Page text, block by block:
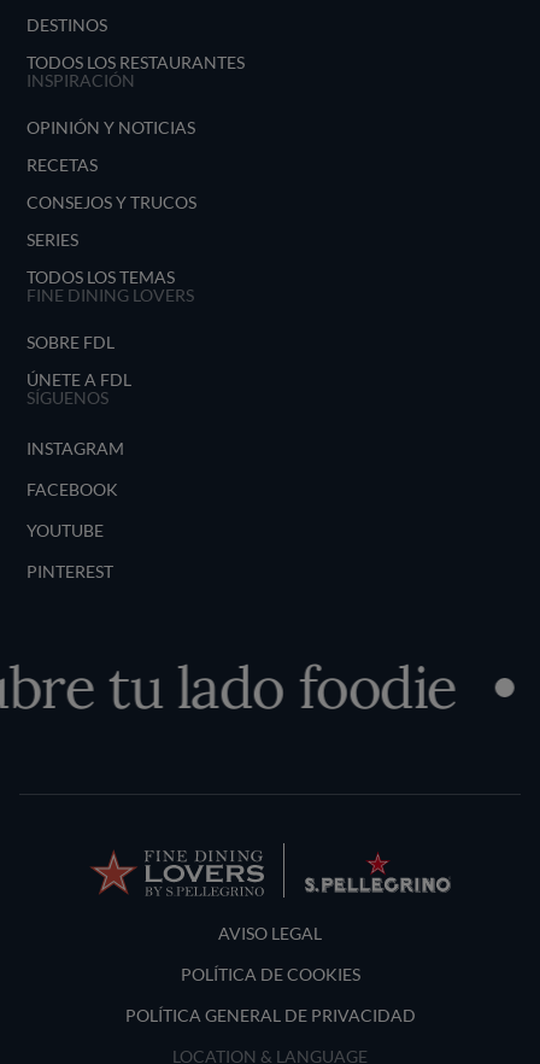
DESTINOS
TODOS LOS RESTAURANTES
INSPIRACIÓN
OPINIÓN Y NOTICIAS
RECETAS
CONSEJOS Y TRUCOS
SERIES
TODOS LOS TEMAS
FINE DINING LOVERS
SOBRE FDL
ÚNETE A FDL
SÍGUENOS
INSTAGRAM
FACEBOOK
YOUTUBE
PINTEREST
tu lado foodie
Terms and Conditions
AVISO LEGAL
POLÍTICA DE COOKIES
POLÍTICA GENERAL DE PRIVACIDAD
LOCATION & LANGUAGE